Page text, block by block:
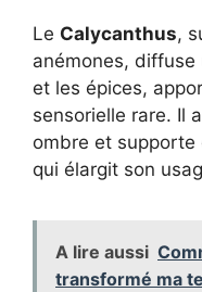
Le Calycanthus,
anémones,
et les épices,
sensorielle rare. Il
ombre et supporte
qui élargit son
A lire aussi
transformé ma